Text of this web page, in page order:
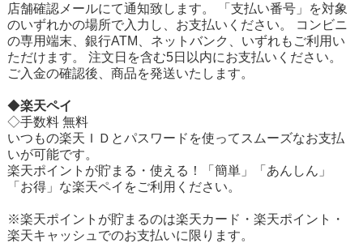
店舗確認メールにて通知致します。 「支払い番号」を対象
のいずれかの場所で入力し、お支払いください。 コンビニ
の専用端末、銀行ATM、ネットバンク、いずれもご利用い
ただけます。 注文日を含む5日以内にお支払いください。
ご入金の確認後、商品を発送いたします。
◆楽天ペイ
◇手数料 無料
いつもの楽天ＩＤとパスワードを使ってスムーズなお支払
いが可能です。
楽天ポイントが貯まる・使える！「簡単」「あんしん」
「お得」な楽天ペイをご利用ください。
※楽天ポイントが貯まるのは楽天カード・楽天ポイント・
楽天キャッシュでのお支払いに限ります。